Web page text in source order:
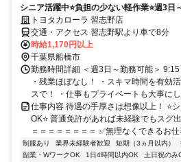
シニア活躍中⭐負担の少ない軽作業⭐週3日
トヨタカローラ 習志野店
交通・アクセス 習志野駅より車で8分
時給1,170円以上
千葉県船橋市
勤務時間詳細 ＜週3日～勤務可能＞
・残業ほぼなし！ ・スキマ時間を有効
スで！ ・仕事もプライベートも大事に
仕事内容 待遇の手厚さは想像以上！ ⭐
OK⭐ 普通免許があれば未経験でもスグ
＝＝＝＝＝＝＝＝ ✅無理なくできるお
制服あり 業界未経験者歓迎 短期（3ヵ月以内）
副業・WワークOK
1日4時間以内OK 土日祝のみ